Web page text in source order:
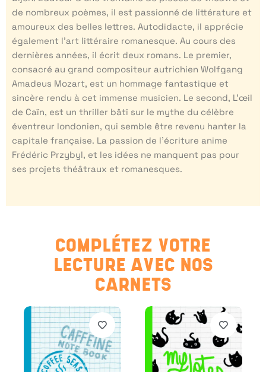
de nombreux poèmes, il est passionné de littérature et
amoureux des belles lettres. Autodidacte, il apprécie
également l’art littéraire romanesque. Au cours des
dernières années, il écrit deux romans. Le premier,
consacré au grand compositeur autrichien Wolfgang
Amadeus Mozart, est un hommage fantastique et
sincère rendu à cet immense musicien. Le second, L’œil
de Caïn, est un thriller bâti sur le mythe du célèbre
éventreur londonien, qui semble être revenu hanter la
capitale française. La passion de l’écriture anime
Frédéric Przybyl, et les idées ne manquent pas pour
ses projets théâtraux et romanesques.
COMPLÉTEZ VOTRE
LECTURE AVEC NOS
CARNETS